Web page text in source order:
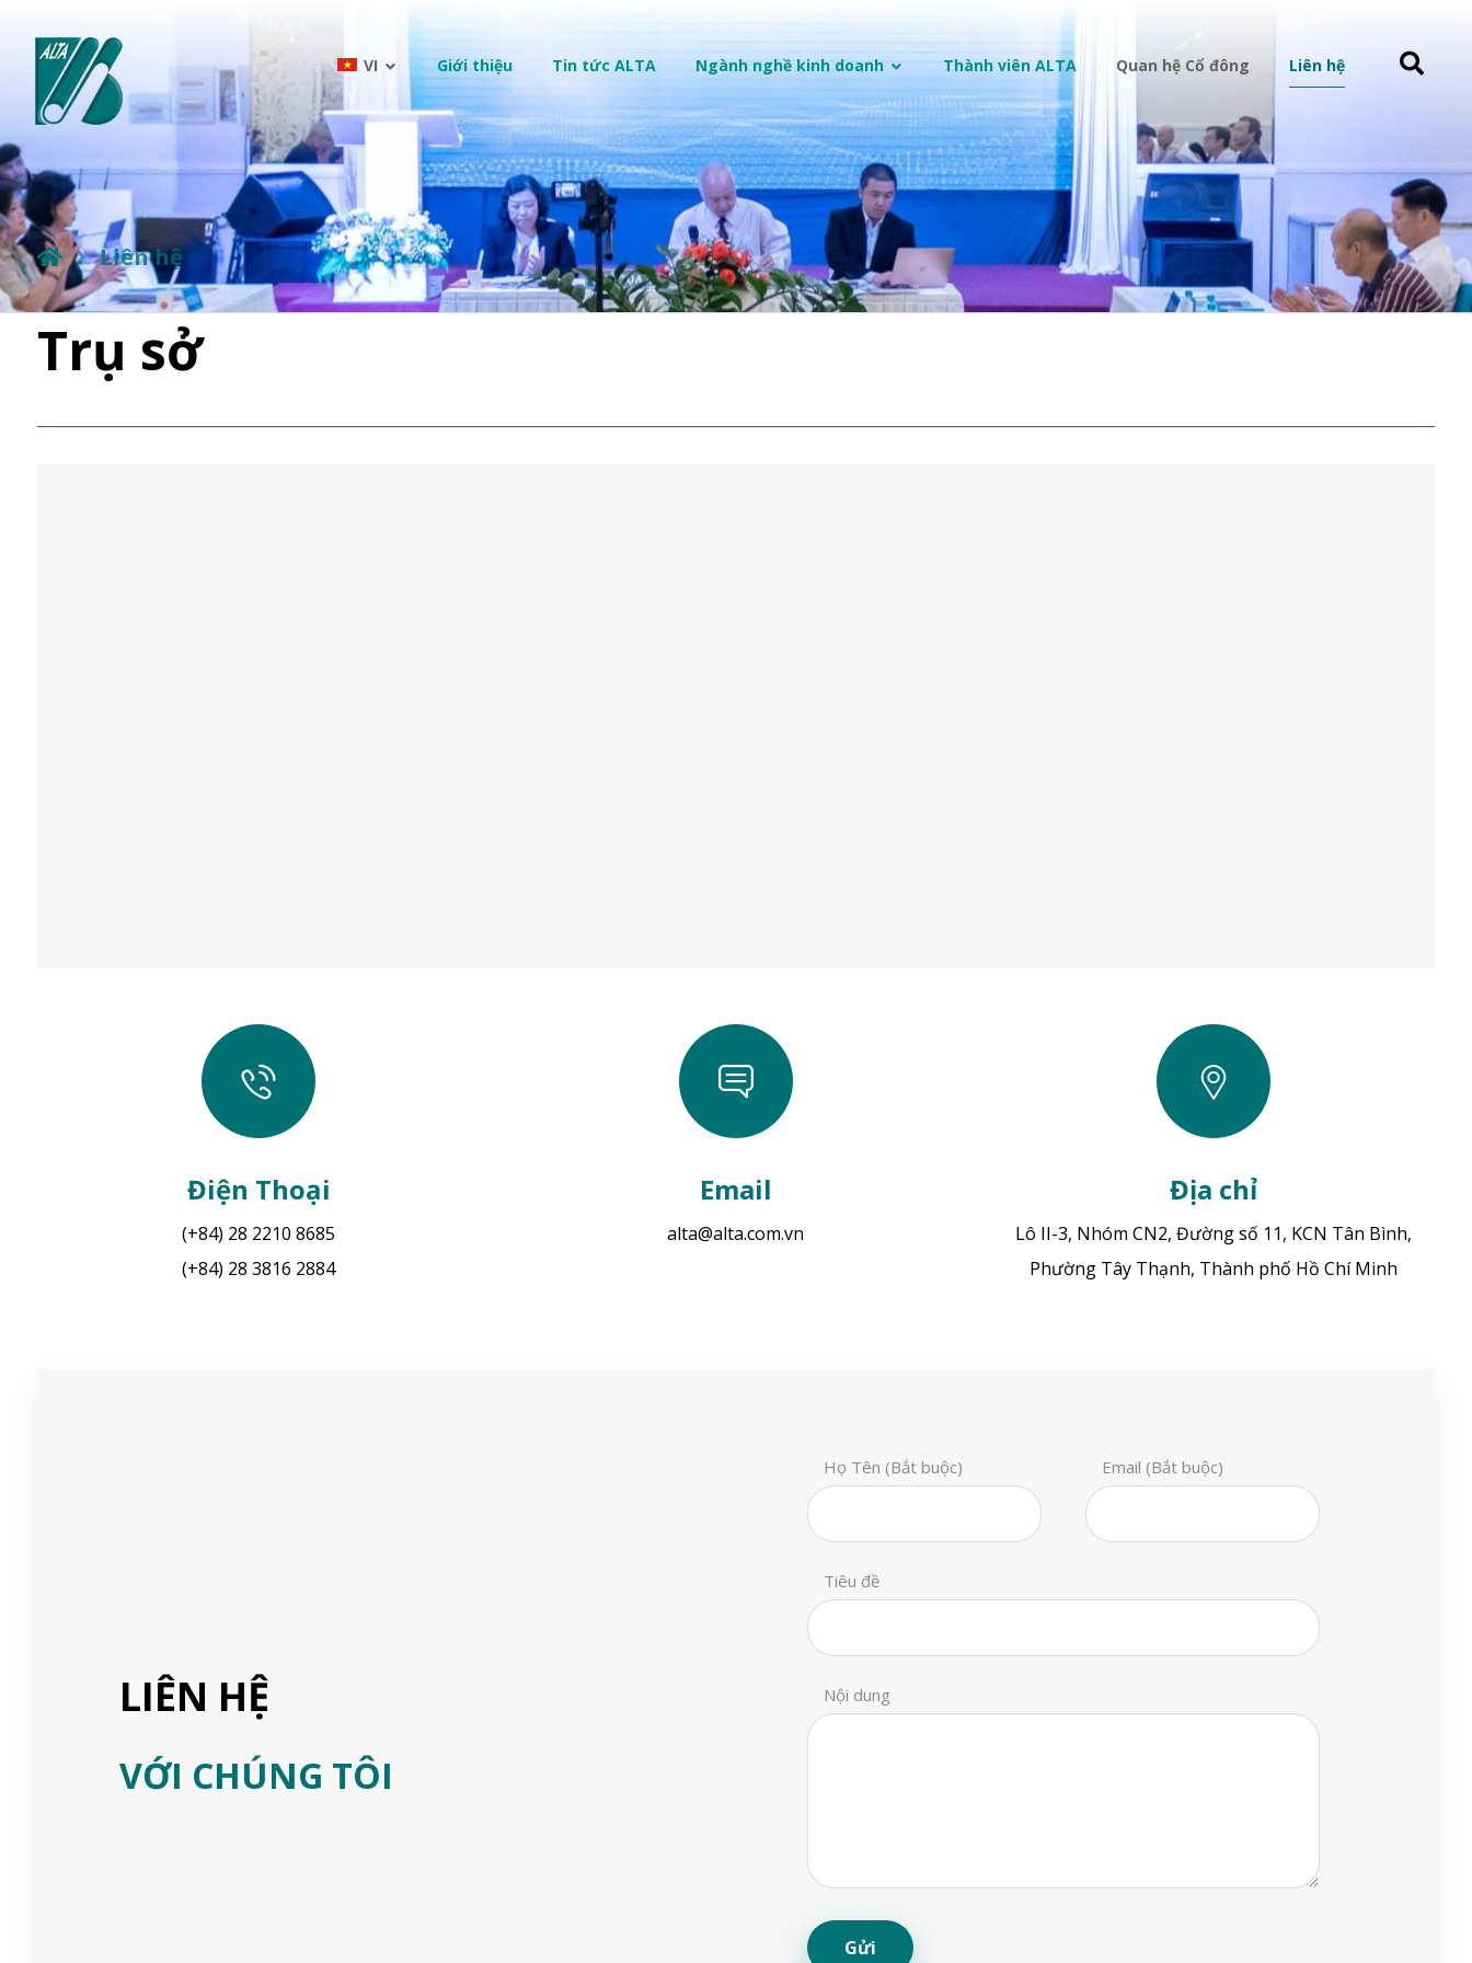
VI Giới thiệu Tin tức ALTA Ngành nghề kinh doanh Thành viên ALTA Quan hệ Cổ đông Liên hệ
Liên hệ
Trụ sở
Điện Thoại
(+84) 28 2210 8685
(+84) 28 3816 2884
Email
alta@alta.com.vn
Địa chỉ
Lô II-3, Nhóm CN2, Đường số 11, KCN Tân Bình,
Phường Tây Thạnh, Thành phố Hồ Chí Minh
LIÊN HỆ
VỚI CHÚNG TÔI
Họ Tên (Bắt buộc) Email (Bắt buộc)
Tiêu đề
Nội dung
Gửi